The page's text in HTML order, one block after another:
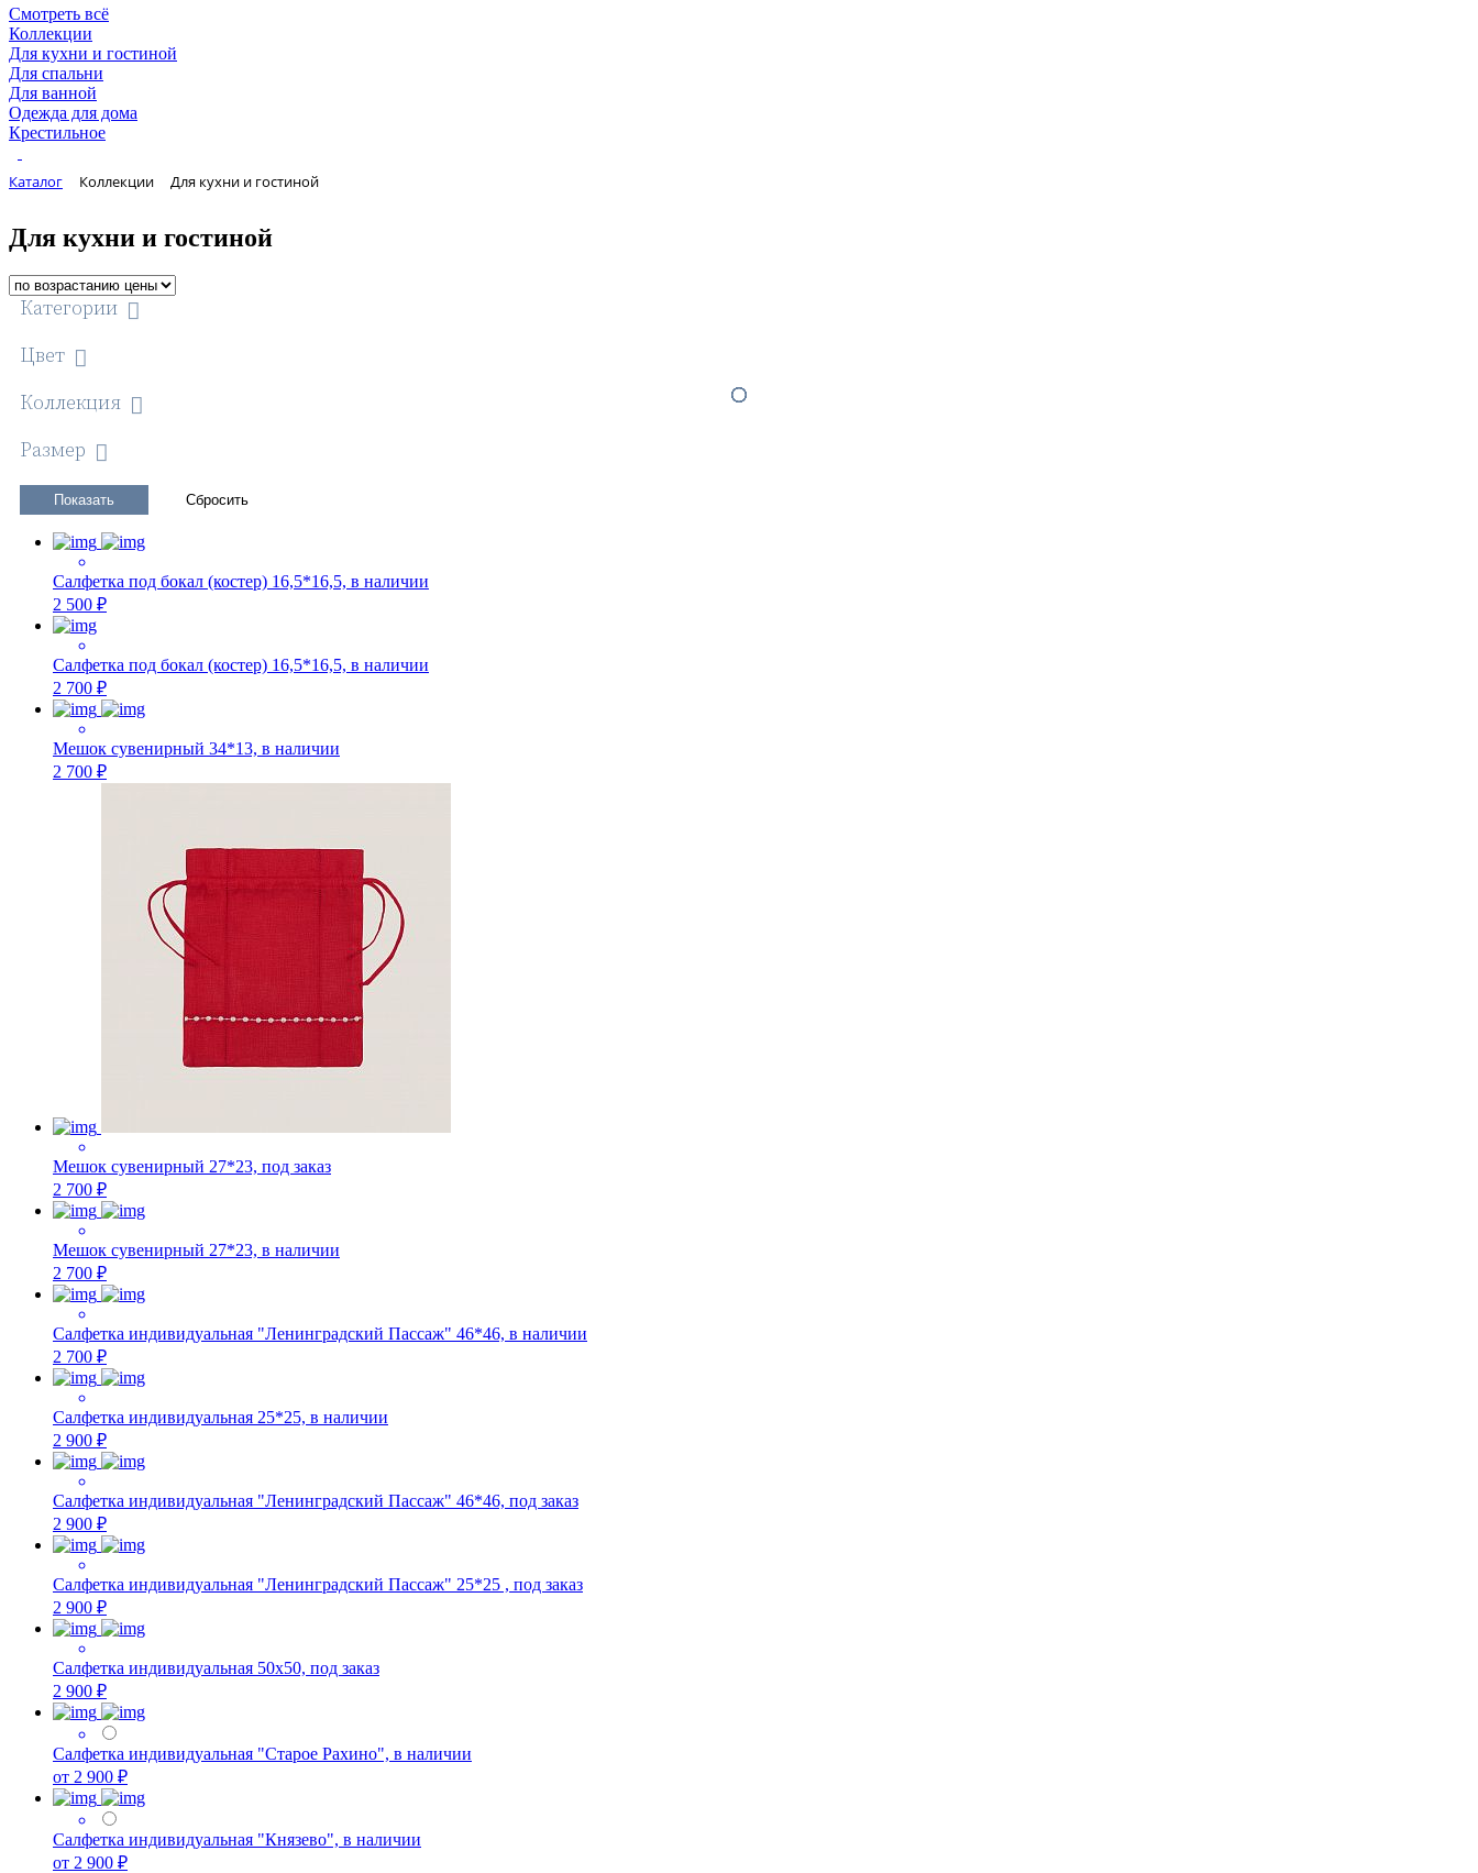
Смотреть всё
Коллекции
Для кухни и гостиной
Для спальни
Для ванной
Одежда для дома
Крестильное
Каталог Коллекции Для кухни и гостиной
Для кухни и гостиной
Категории
Цвет
Коллекция
Размер
Салфетка под бокал (костер) 16,5*16,5, в наличии
2 500 ₽
Салфетка под бокал (костер) 16,5*16,5, в наличии
2 700 ₽
Мешок сувенирный 34*13, в наличии
2 700 ₽
Мешок сувенирный 27*23, под заказ
2 700 ₽
Мешок сувенирный 27*23, в наличии
2 700 ₽
Салфетка индивидуальная "Ленинградский Пассаж" 46*46, в наличии
2 700 ₽
Салфетка индивидуальная 25*25, в наличии
2 900 ₽
Салфетка индивидуальная "Ленинградский Пассаж" 46*46, под заказ
2 900 ₽
Салфетка индивидуальная "Ленинградский Пассаж" 25*25 , под заказ
2 900 ₽
Салфетка индивидуальная 50х50, под заказ
2 900 ₽
Салфетка индивидуальная "Старое Рахино", в наличии
от 2 900 ₽
Салфетка индивидуальная "Князево", в наличии
от 2 900 ₽